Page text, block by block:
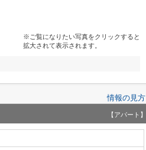
※ご覧になりたい写真をクリックすると
拡大されて表示されます。
情報の見方
【アパート】